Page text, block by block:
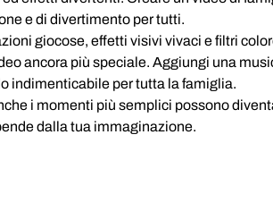
e di divertimento per tutti.
giocose, effetti visivi vivaci e filtri
ancora più speciale. Aggiungi una
indimenticabile per tutta la famiglia.
i momenti più semplici possono
dalla tua immaginazione.